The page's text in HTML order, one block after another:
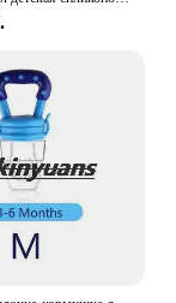
just about
are
of breast
colic. The
your baby's
oral
our
high-quality,
test of